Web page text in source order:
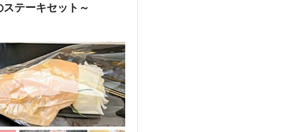
ステーキセット～